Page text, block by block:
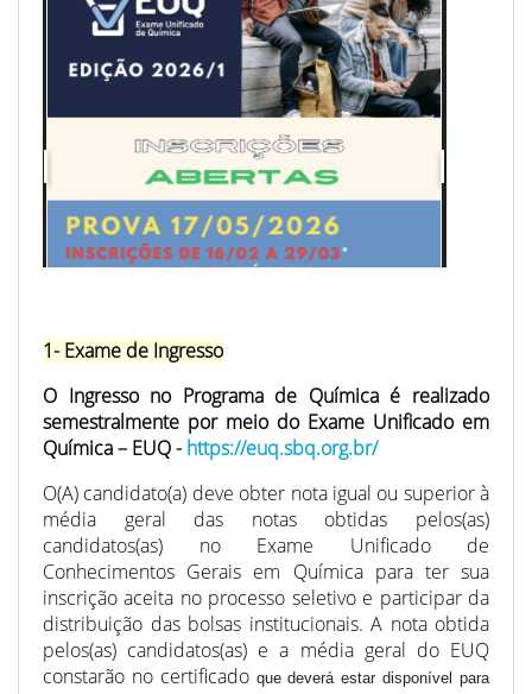
1- Exame de Ingresso
O Ingresso no Programa de Química é realizado
semestralmente por meio do Exame Unificado em
Química – EUQ- https://euq.sbq.org.br/
O(A) candidato(a) deve obter nota igual ou superior à
média geral das notas obtidas pelos(as)
candidatos(as) no Exame Unificado de
Conhecimentos Gerais em Química para ter sua
inscrição aceita no processo seletivo e participar da
distribuição das bolsas institucionais. A nota obtida
pelos(as) candidatos(as) e a média geral do EUQ
constarão no certificado que deverá estar disponível para